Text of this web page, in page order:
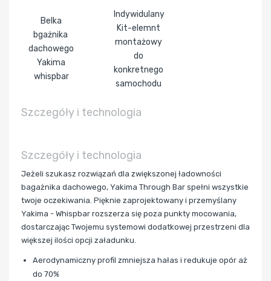
Belka
bgażnika
dachowego
Yakima
whispbar
Indywidulany
Kit-elemnt
montażowy
do
konkretnego
samochodu
Szczegóły i technologia
Szczegóły i technologia
Jeżeli szukasz rozwiązań dla zwiększonej ładowności
bagażnika dachowego, Yakima Through Bar spełni wszystkie
twoje oczekiwania. Pięknie zaprojektowany i przemyślany
Yakima - Whispbar rozszerza się poza punkty mocowania,
dostarczając Twojemu systemowi dodatkowej przestrzeni dla
większej ilości opcji załadunku.
Aerodynamiczny profil zmniejsza hałas i redukuje opór aż
do 70%